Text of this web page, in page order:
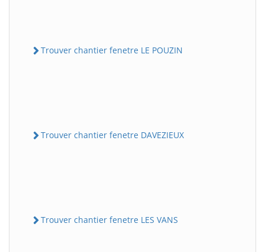
Trouver chantier fenetre LE POUZIN
Trouver chantier fenetre DAVEZIEUX
Trouver chantier fenetre LES VANS